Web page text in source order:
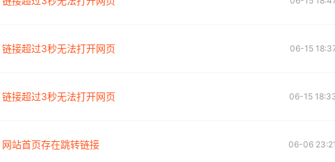
链接超过3秒无法打开网页 06-15
链接超过3秒无法打开网页 06-15
网站首页存在跳转链接 06-06 23:21